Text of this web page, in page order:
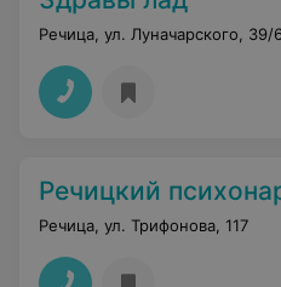
Речица, ул. Луначарского, 39/
Речицкий
Речица, ул. Трифонова, 117